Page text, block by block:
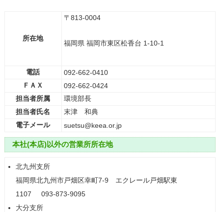
所在地
〒813-0004
福岡県 福岡市東区松香台 1-10-1
電話
092-662-0410
ＦＡＸ
092-662-0424
担当者所属
環境部長
担当者氏名
末津 和典
電子メール
suetsu@keea.or.jp
本社(本店)以外の営業所所在地
北九州支所
福岡県北九州市戸畑区幸町7-9 エクレール戸畑駅東
1107 093-873-9095
大分支所